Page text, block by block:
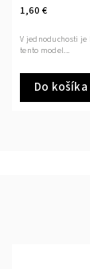
1,60 €
Do košíka
V jednoduchosti je
tento model...